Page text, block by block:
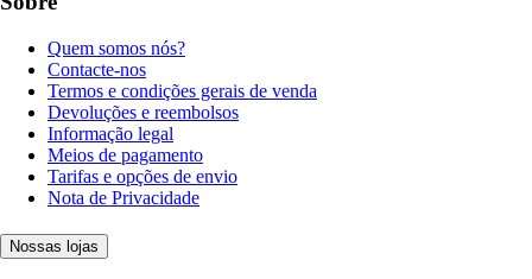
Quem somos nós?
Contacte-nos
Termos e condições gerais de venda
Devoluções e reembolsos
Informação legal
Meios de pagamento
Tarifas e opções de envio
Nota de Privacidade
Nossas lojas